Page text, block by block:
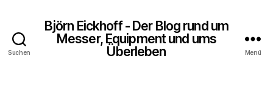
Suchen
Björn Eickhoff - Der Blog rund um
Messer, Equipment und ums
Überleben
Menü